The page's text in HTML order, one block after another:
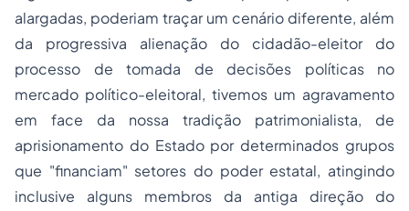
alargadas, poderiam traçar um cenário diferente, além
da progressiva alienação do cidadão-eleitor do
processo de tomada de decisões políticas no
mercado político-eleitoral, tivemos um agravamento
em face da nossa tradição patrimonialista, de
aprisionamento do Estado por determinados grupos
que "financiam" setores do poder estatal, atingindo
inclusive alguns membros da antiga direção do